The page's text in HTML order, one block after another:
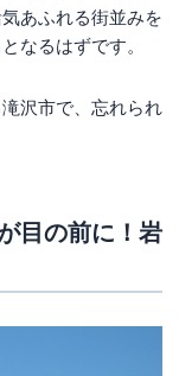
あふれる街並みを
なるはずです。
沢市で、忘れられ
目の前に！岩